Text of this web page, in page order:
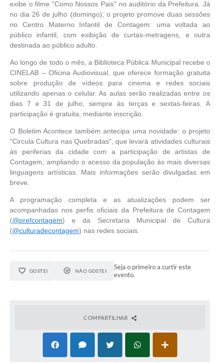
exibe o filme "Como Nossos Pais" no auditório da Prefeitura. Já
no dia 26 de julho (domingo), o projeto promove duas sessões
no Centro Materno Infantil de Contagem: uma voltada ao
público infantil, com exibição de curtas-metragens, e outra
destinada ao público adulto.
Ao longo de todo o mês, a Biblioteca Pública Municipal recebe o
CINELAB – Oficina Audiovisual, que oferece formação gratuita
sobre produção de vídeos para cinema e redes sociais
utilizando apenas o celular. As aulas serão realizadas entre os
dias 7 e 31 de julho, sempre às terças e sextas-feiras. A
participação é gratuita, mediante inscrição.
O Boletim Acontece também antecipa uma novidade: o projeto
"Circula Cultura nas Quebradas", que levará atividades culturais
às periferias da cidade com a participação de artistas de
Contagem, ampliando o acesso da população às mais diversas
linguagens artísticas. Mais informações serão divulgadas em
breve.
A programação completa e as atualizações podem ser
acompanhadas nos perfis oficiais da Prefeitura de Contagem
(@prefcontagem) e da Secretaria Municipal de Cultura
(@culturadecontagem) nas redes sociais.
GOSTEI NÃO GOSTEI
Seja o primeiro a curtir este
evento.
COMPARTILHAR